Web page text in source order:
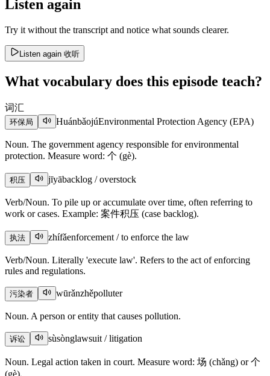
Listen again
Try it without the transcript and notice what sounds clearer.
Listen again 收听
What vocabulary does this episode teach?
词汇
环保局 HuánbǎojúEnvironmental Protection Agency (EPA)
Noun. The government agency responsible for environmental
protection. Measure word: 个 (gè).
积压 jīyābacklog / overstock
Verb/Noun. To pile up or accumulate over time, often referring to
work or cases. Example: 案件积压 (case backlog).
执法 zhífǎenforcement / to enforce the law
Verb/Noun. Literally 'execute law'. Refers to the act of enforcing
rules and regulations.
污染者 wūrǎnzhěpolluter
Noun. A person or entity that causes pollution.
诉讼 sùsònglawsuit / litigation
Noun. Legal action taken in court. Measure word: 场 (chǎng) or 个
(gè).